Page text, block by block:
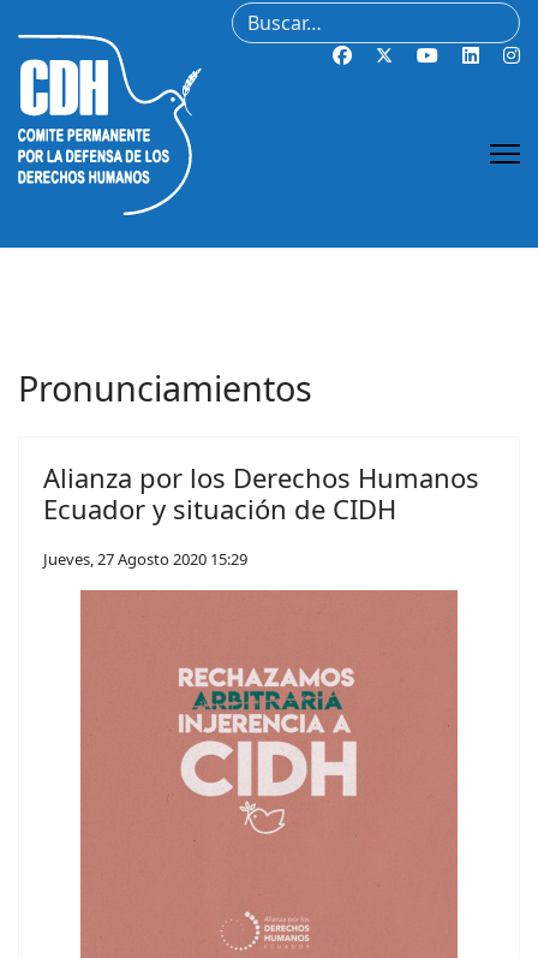
Buscar
Pronunciamientos
Alianza por los Derechos Humanos
Ecuador y situación de CIDH
Jueves, 27 Agosto 2020 15:29